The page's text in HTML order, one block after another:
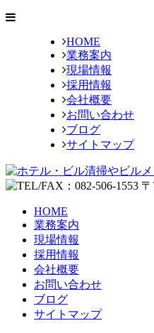
HOME
業務案内
現場情報
採用情報
会社概要
お問い合わせ
ブログ
サイトマップ
HOME
業務案内
現場情報
採用情報
会社概要
お問い合わせ
ブログ
サイトマップ